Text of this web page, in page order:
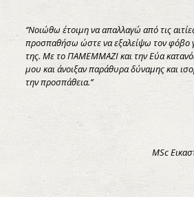
‘’Νοιώθω έτοιμη να απαλλαγώ από τις
προσπαθήσω ώστε να εξαλείψω τον φόβο
της. Με το ΠΑΜΕΜΜΑΖΙ και την Εύα
μου και άνοιξαν παράθυρα δύναμης και
την προσπάθεια.’’
MSc